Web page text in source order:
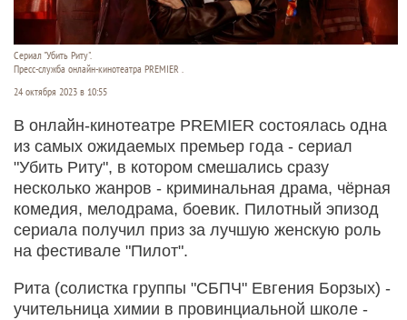
Сериал "Убить Риту".
Пресс-служба онлайн-кинотеатра PREMIER .
24 октября 2023 в 10:55
В онлайн-кинотеатре PREMIER состоялась одна
из самых ожидаемых премьер года - сериал
"Убить Риту", в котором смешались сразу
несколько жанров - криминальная драма, чёрная
комедия, мелодрама, боевик. Пилотный эпизод
сериала получил приз за лучшую женскую роль
на фестивале "Пилот".
Рита (солистка группы "СБПЧ" Евгения Борзых) -
учительница химии в провинциальной школе -